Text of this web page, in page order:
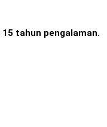
15 tahun pengalaman.